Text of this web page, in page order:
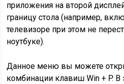
приложения на второй
границу стола (например,
телевизоре при этом не
ноутбуке).
Данное меню вы можете
комбинации клавиш Win + P.